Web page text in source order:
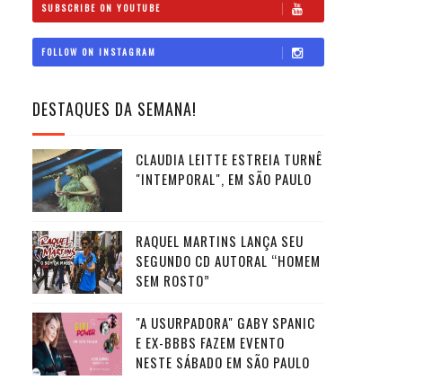
SUBSCRIBE ON YOUTUBE
FOLLOW ON INSTAGRAM
DESTAQUES DA SEMANA!
CLAUDIA LEITTE ESTREIA TURNÊ
"INTEMPORAL", EM SÃO PAULO
RAQUEL MARTINS LANÇA SEU
SEGUNDO CD AUTORAL “HOMEM
SEM ROSTO”
"A USURPADORA" GABY SPANIC
E EX-BBBS FAZEM EVENTO
NESTE SÁBADO EM SÃO PAULO